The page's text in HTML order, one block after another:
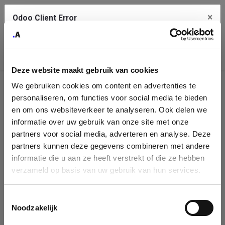
Deze website maakt gebruik van cookies
We gebruiken cookies om content en advertenties te
personaliseren, om functies voor social media te bieden
en om ons websiteverkeer te analyseren. Ook delen we
informatie over uw gebruik van onze site met onze
partners voor social media, adverteren en analyse. Deze
partners kunnen deze gegevens combineren met andere
informatie die u aan ze heeft verstrekt of die ze hebben
verzameld op basis van uw gebruik van hun services.
Noodzakelijk
Company
Identification
Please fill in your company details
You can search a company in our database by name, VAT or
enterprise ID. When a company is selected it will auto-complete the
form. If you don't find your company in our database, you can create
Odoo Client Error ×
service.
See details
Ok